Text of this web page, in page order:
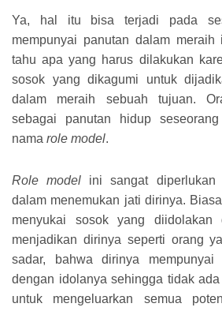
Ya, hal itu bisa terjadi pada
mempunyai panutan dalam
tahu apa yang harus dilakukan
sosok yang dikagumi untuk
dalam meraih sebuah tujuan.
sebagai panutan hidup
nama role model.
Role model ini sangat
dalam menemukan jati dirinya.
menyukai sosok yang diidolakan
menjadikan dirinya seperti orang
sadar, bahwa dirinya
dengan idolanya sehingga tidak
untuk mengeluarkan semua